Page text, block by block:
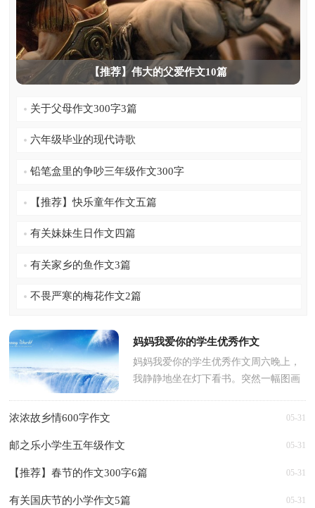
【推荐】伟大的父爱作文10篇
关于父母作文300字3篇
六年级毕业的现代诗歌
铅笔盒里的争吵三年级作文300字
【推荐】快乐童年作文五篇
有关妹妹生日作文四篇
有关家乡的鱼作文3篇
不畏严寒的梅花作文2篇
妈妈我爱你的学生优秀作文
妈妈我爱你的学生优秀作文周六晚上，
我静静地坐在灯下看书。突然一幅图画
05-31
浓浓故乡情600字作文
05-31
邮之乐小学生五年级作文
05-31
【推荐】春节的作文300字6篇
05-31
有关国庆节的小学作文5篇